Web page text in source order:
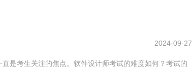
2024-09-27
是考生关注的焦点。软件设计师考试的难度如何？考试的